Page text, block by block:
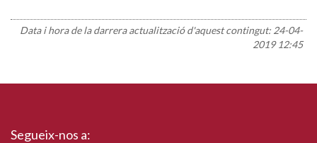
Data i hora de la darrera actualització d'aquest contingut: 24-04-
2019 12:45
Segueix-nos a: